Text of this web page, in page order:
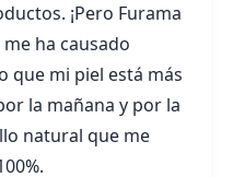
¡Pero Furama
ha causado
que mi piel está más
la mañana y por la
natural que me